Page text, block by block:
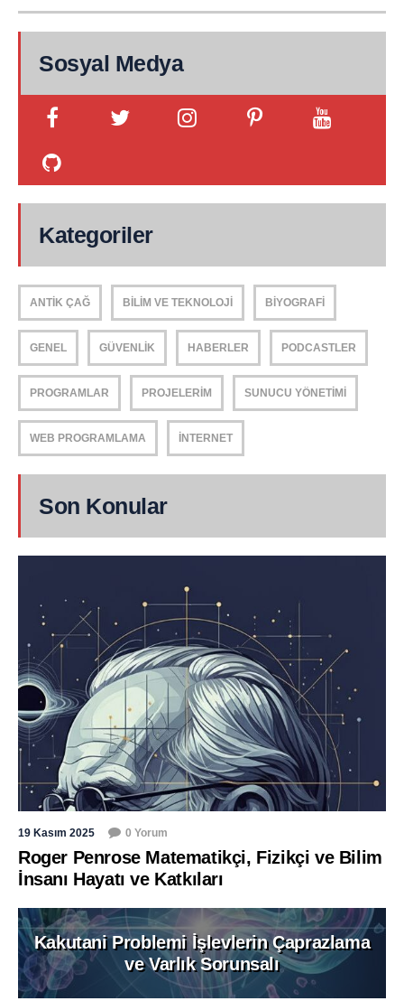
Sosyal Medya
Kategoriler
ANTIK ÇAĞ BILIM VE TEKNOLOJI BIYOGRAFI
GENEL GÜVENLIK HABERLER PODCASTLER
PROGRAMLAR PROJELERIM SUNUCU YÖNETIMI
WEB PROGRAMLAMA İNTERNET
Son Konular
19 Kasım 2025 0 Yorum
Roger Penrose Matematikçi, Fizikçi ve Bilim
İnsanı Hayatı ve Katkıları
Kakutani Problemi İşlevlerin Çaprazlama
ve Varlık Sorunsalı